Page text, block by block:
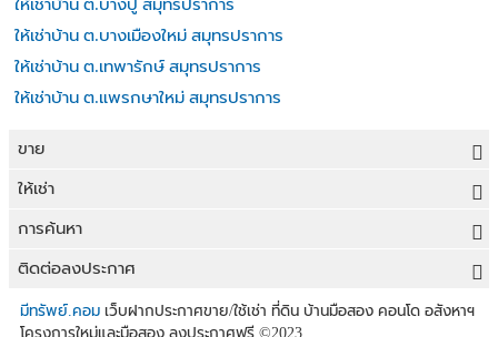
ให้เช่าบ้าน ต.บางปู สมุทรปราการ
ให้เช่าบ้าน ต.บางเมืองใหม่ สมุทรปราการ
ให้เช่าบ้าน ต.เทพารักษ์ สมุทรปราการ
ให้เช่าบ้าน ต.แพรกษาใหม่ สมุทรปราการ
ขาย
ขายที่ดิน
ขายบ้าน
ขายคอนโด
ให้เช่า
ให้เช่าที่ดิน
ให้เช่าบ้าน
ให้เช่าคอนโด
การค้นหา
ขายที่ดิน
ประกาศขายที่ดิน
ติดต่อลงประกาศ
ลงประกาศขายฟรี
มีทรัพย์.คอม เว็บฝากประกาศขาย/ใช้เช่า ที่ดิน บ้านมือสอง คอนโด อสังหาฯ
โครงการใหม่และมือสอง ลงประกาศฟรี ©2023